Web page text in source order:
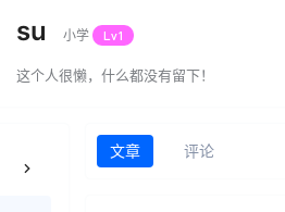
su 小学 Lv1
这个人很懒，什么都没有留下！
文章 评论